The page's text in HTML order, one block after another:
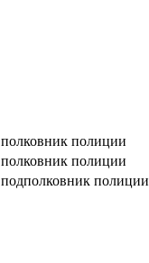
полковник полиции
полковник полиции
подполковник полиции